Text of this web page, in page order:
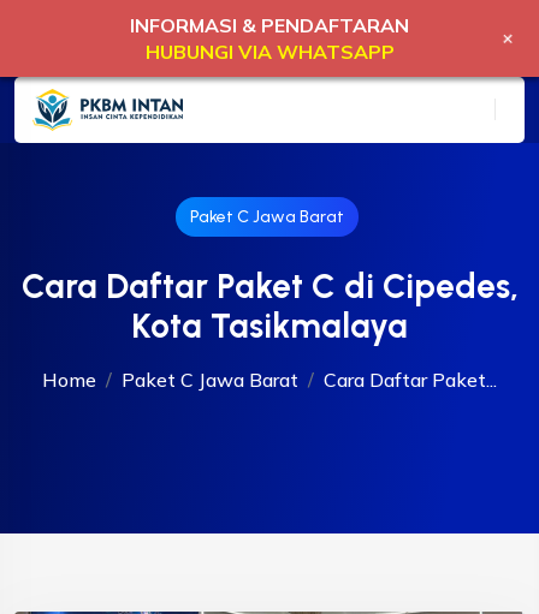
Paket C Jawa Barat
Cara Daftar Paket C di Cipedes,
Kota Tasikmalaya
Home Paket C Jawa Barat Cara Daftar Paket...
INFORMASI & PENDAFTARAN
HUBUNGI VIA WHATSAPP
+